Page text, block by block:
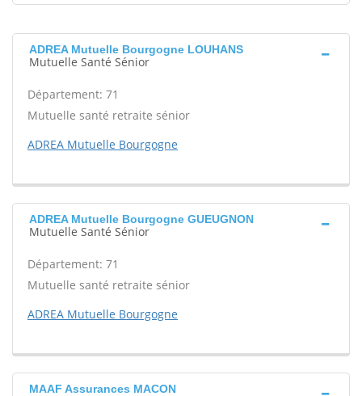
ADREA Mutuelle Bourgogne LOUHANS
Mutuelle Santé Sénior
Département: 71
Mutuelle santé retraite sénior
ADREA Mutuelle Bourgogne
ADREA Mutuelle Bourgogne GUEUGNON
Mutuelle Santé Sénior
Département: 71
Mutuelle santé retraite sénior
ADREA Mutuelle Bourgogne
MAAF Assurances MACON